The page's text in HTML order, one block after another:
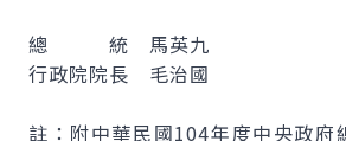
總 統 馬英九
行政院院長 毛治國
註：附中華民國104年度中央政府